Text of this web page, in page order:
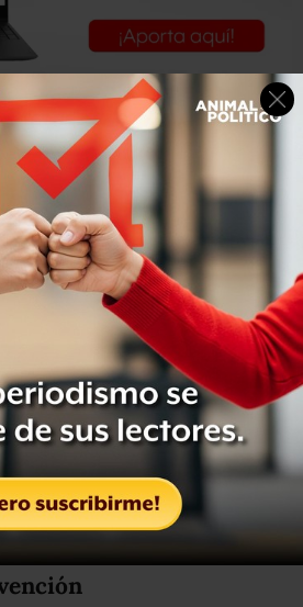
dos años, derivado de la
el virus COVID-19, las compras,
y socializar sufrieron un cambio
los cibercriminales
para buscar personas,
mayores, que tienen poca
de las plataformas o las redes
por familiares, amigos, jefes,
o empleados de empresas
bancarias”, señaló la SSC.
de la#SSCalerta a la ciudadanía
a adultos mayores en distintas
llamadas telefónicas.
pic.twitter.com/GYM570Ipzr
April 20, 2022